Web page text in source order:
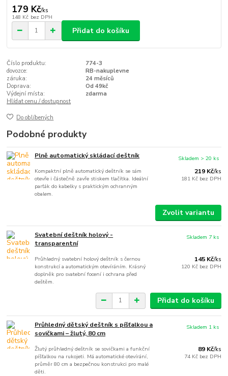
179 Kč/ks
148 Kč bez DPH
Přidat do košíku
Číslo produktu:
774-3
dovozce:
RB-nakuplevne
záruka:
24 měsíců
Doprava:
Od 49kč
Výdejní místa:
zdarma
Hlídat cenu / dostupnost
Do oblíbených
Podobné produkty
Plně automatický skládací deštník
Kompaktní plně automatický deštník se sám
otevře i částečně zavře stiskem tlačítka. Ideální
parťák do kabelky s praktickým ochranným
obalem.
219 Kč/ks
181 Kč bez DPH
Skladem > 20 ks
Zvolit variantu
Svatební deštník holový -
transparentní
Průhledný svatební holový deštník s černou
konstrukcí a automatickým otevíráním. Krásný
doplněk pro svatební focení i ochrana před
deštěm.
145 Kč/ks
120 Kč bez DPH
Skladem 7 ks
Přidat do košíku
Průhledný dětský deštník s píšťalkou a
sovičkami – žlutý, 80 cm
Žlutý průhledný deštník se sovičkami a funkční
píšťalkou na rukojeti. Má automatické otevírání,
průměr 80 cm a bezpečnou konstrukci pro malé
děti.
89 Kč/ks
74 Kč bez DPH
Skladem 1 ks